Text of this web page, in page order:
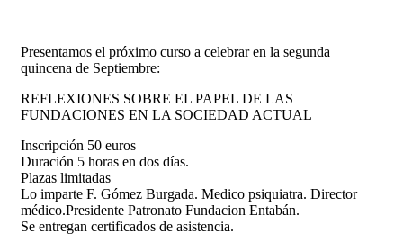
Presentamos el próximo curso a celebrar en la segunda
quincena de Septiembre:
REFLEXIONES SOBRE EL PAPEL DE LAS
FUNDACIONES EN LA SOCIEDAD ACTUAL
Inscripción 50 euros
Duración 5 horas en dos días.
Plazas limitadas
Lo imparte F. Gómez Burgada. Medico psiquiatra. Director
médico.Presidente Patronato Fundacion Entabán.
Se entregan certificados de asistencia.